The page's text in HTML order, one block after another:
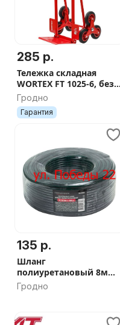
285 р.
Тележка складная
WORTEX FT 1025-6, без
упаковки 1176400065
новый уценен
Гродно
Гарантия
135 р.
Шланг
полиуретановый 8мм
x 6мм x 100м
Гродно